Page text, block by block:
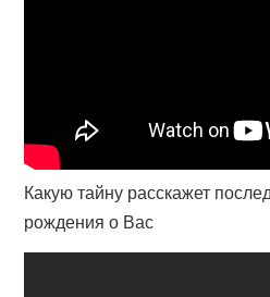
Какую тайну расскажет
рождения о Вас